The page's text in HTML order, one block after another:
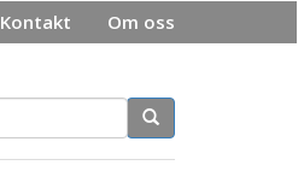
Kontakt Om oss